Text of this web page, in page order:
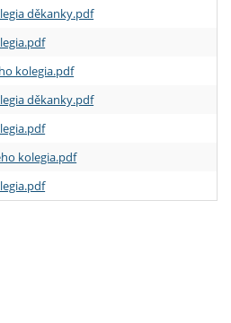
děkanky.pdf
kolegia.pdf
děkanky.pdf
kolegia.pdf